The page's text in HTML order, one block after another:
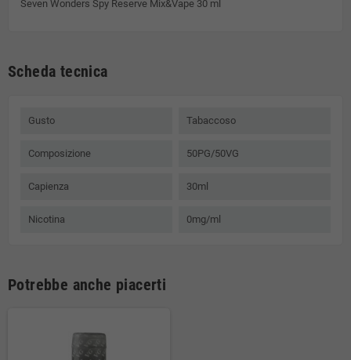
Seven Wonders Spy Reserve Mix&Vape 30 ml
Scheda tecnica
Gusto Tabaccoso
Composizione 50PG/50VG
Capienza 30ml
Nicotina 0mg/ml
Potrebbe anche piacerti